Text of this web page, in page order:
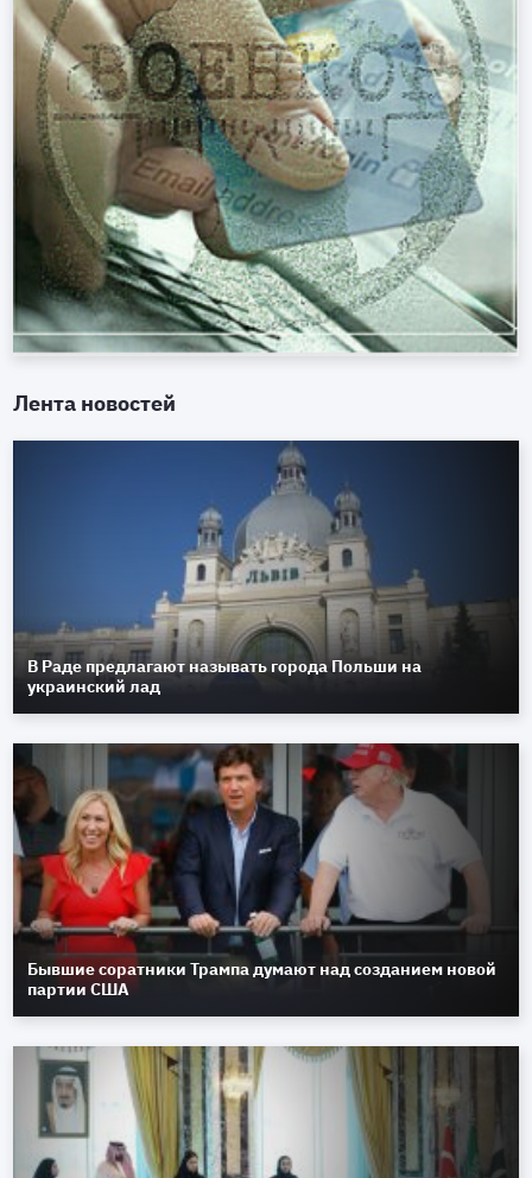
Лента новостей
В Раде предлагают называть города Польши на
украинский лад
Бывшие соратники Трампа думают над созданием новой
партии США